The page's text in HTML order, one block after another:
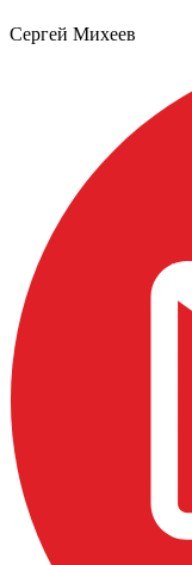
Сергей Михеев